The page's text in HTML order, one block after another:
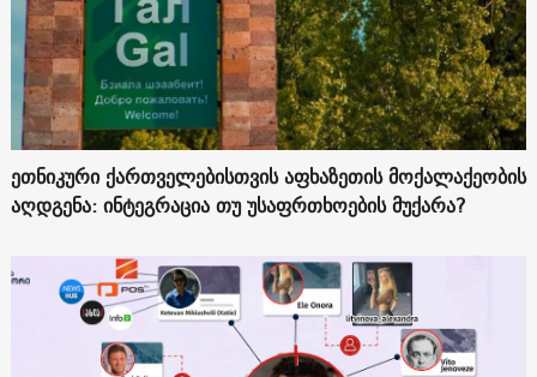
ეთნიკური ქართველებისთვის აფხაზეთის მოქალაქეობის
აღდგენა: ინტეგრაცია თუ უსაფრთხოების მუქარა?